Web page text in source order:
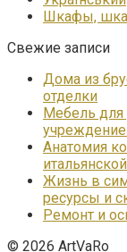
Шкафы,
Свежие записи
Дома из
отделки
Мебель для
Анатомия
Жизнь в
ресурсы и
Ремонт и
© 2026 ArtVaRo